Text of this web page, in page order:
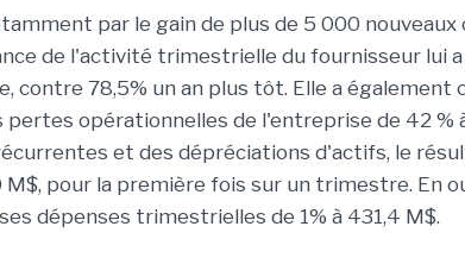
par le gain de plus de 5 000
de l'activité trimestrielle du fournisseur lui
contre 78,5% un an plus tôt. Elle a également
opérationnelles de l'entreprise de 42 %
et des dépréciations d'actifs, le
M$, pour la première fois sur un trimestre. En
dépenses trimestrielles de 1% à 431,4 M$.